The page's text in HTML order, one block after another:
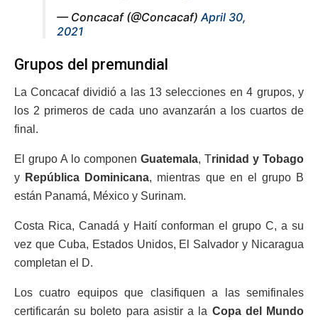
— Concacaf (@Concacaf)April 30,
2021
Grupos del premundial
La Concacaf dividió a las 13 selecciones en 4 grupos, y
los 2 primeros de cada uno avanzarán a los cuartos de
final.
El grupo A lo componen Guatemala, Trinidad y Tobago
y República Dominicana, mientras que en el grupo B
están Panamá, México y Surinam.
Costa Rica, Canadá y Haití conforman el grupo C, a su
vez que Cuba, Estados Unidos, El Salvador y Nicaragua
completan el D.
Los cuatro equipos que clasifiquen a las semifinales
certificarán su boleto para asistir a la Copa del Mundo